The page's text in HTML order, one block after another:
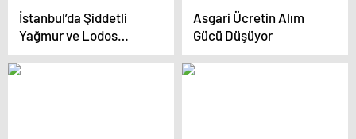
İstanbul’da Şiddetli
Yağmur ve Lodos
Trafiği Felç Etti
Asgari Ücretin Alım
Gücü Düşüyor